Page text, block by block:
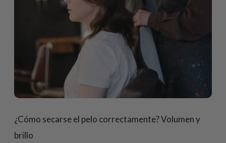
¿Cómo secarse el pelo correctamente? Volumen y
brillo